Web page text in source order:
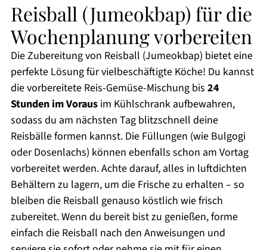
Reisball (Jumeokbap) für die
Wochenplanung vorbereiten
Die Zubereitung von Reisball (Jumeokbap) bietet eine
perfekte Lösung für vielbeschäftigte Köche! Du kannst
die vorbereitete Reis-Gemüse-Mischung bis 24
Stunden im Vorausim Kühlschrank aufbewahren,
sodass du am nächsten Tag blitzschnell deine
Reisbälle formen kannst. Die Füllungen (wie Bulgogi
oder Dosenlachs) können ebenfalls schon am Vortag
vorbereitet werden. Achte darauf, alles in luftdichten
Behältern zu lagern, um die Frische zu erhalten – so
bleiben die Reisball genauso köstlich wie frisch
zubereitet. Wenn du bereit bist zu genießen, forme
einfach die Reisball nach den Anweisungen und